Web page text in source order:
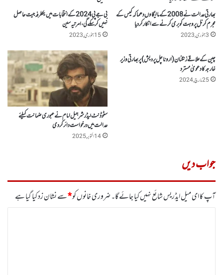
بھارتی عدالت نے 2008 کے مالیگاوں دھماکہ کیس کے
مجرم کرنل پروہت کو بری کرنے سے انکار کر دیا
3 جنوری, 2023
بی جے پی 2024کے انتخابات میں یکطرفہ جیت حاصل
نہیں کر سکے گی، امرتیہ سین
15 جنوری, 2023
چین کے علاقے زنگنان(اروناچل پردیش) پر بھارتی وزیر
خارجہ کا دعویٰ مسترد
25 مارچ, 2024
سٹوڈنٹ لیڈر شرجیل امام نے عبوری ضمانت کیلئے
عدالت میں درخواست دائر کردی
14 اکتوبر, 2025
جواب دیں
آپ کا ای میل ایڈریس شائع نہیں کیا جائے گا۔ضروری خانوں کو*سے نشان زد کیا گیا ہے